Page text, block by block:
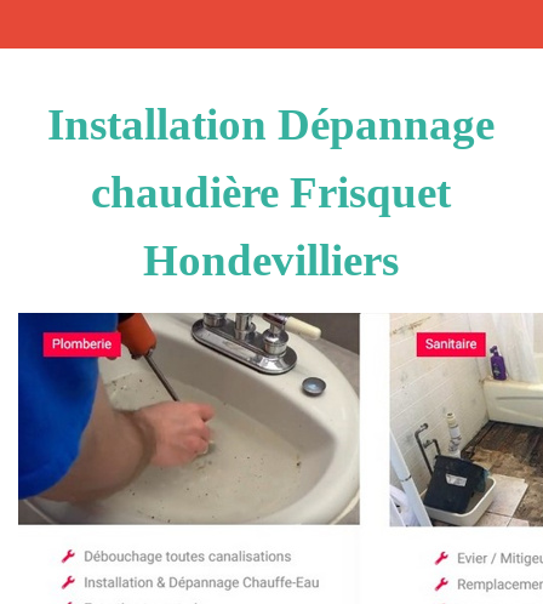
Installation Dépannage
chaudière Frisquet
Hondevilliers